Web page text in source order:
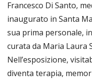
Francesco Di Santo,
inaugurato in Santa
sua prima personale,
curata da Maria Laura
Nell’esposizione,
diventa terapia,